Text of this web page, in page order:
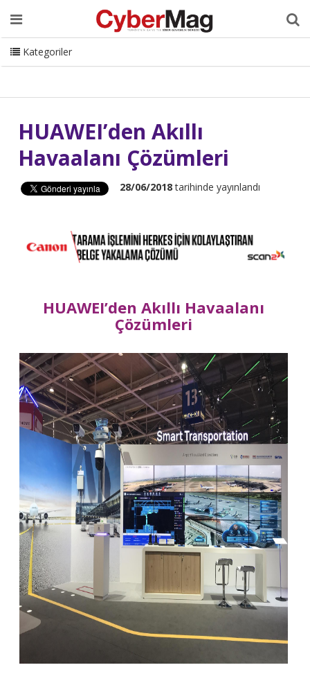
Ana Sayfa Hakkımızda Dergi Editörden
Danışmanlık
ISC Turkey Sizden Gelenler
İletişim
CyberMag Logo
Kategoriler
HUAWEI’den Akıllı
Havaalanı Çözümleri
28/06/2018tarihinde yayınlandı
HUAWEI’den Akıllı Havaalanı
Çözümleri